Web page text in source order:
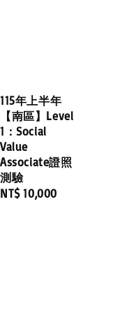
115年上半年
【南區】Level
1：Social
Value
Associate證照
測驗
Regular
NT$ 10,000